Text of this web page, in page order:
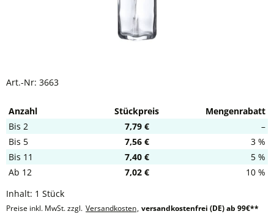
Art.-Nr: 3663
Anzahl Stückpreis
Mengenrabatt
Bis 2 7,79 €
–
Bis 5 7,56 €
3 %
Bis 11 7,40 €
5 %
Ab 12 7,02 €
10 %
Inhalt: 1 Stück
Preise inkl. MwSt. zzgl. Versandkosten, versandkostenfrei (DE) ab 99€**